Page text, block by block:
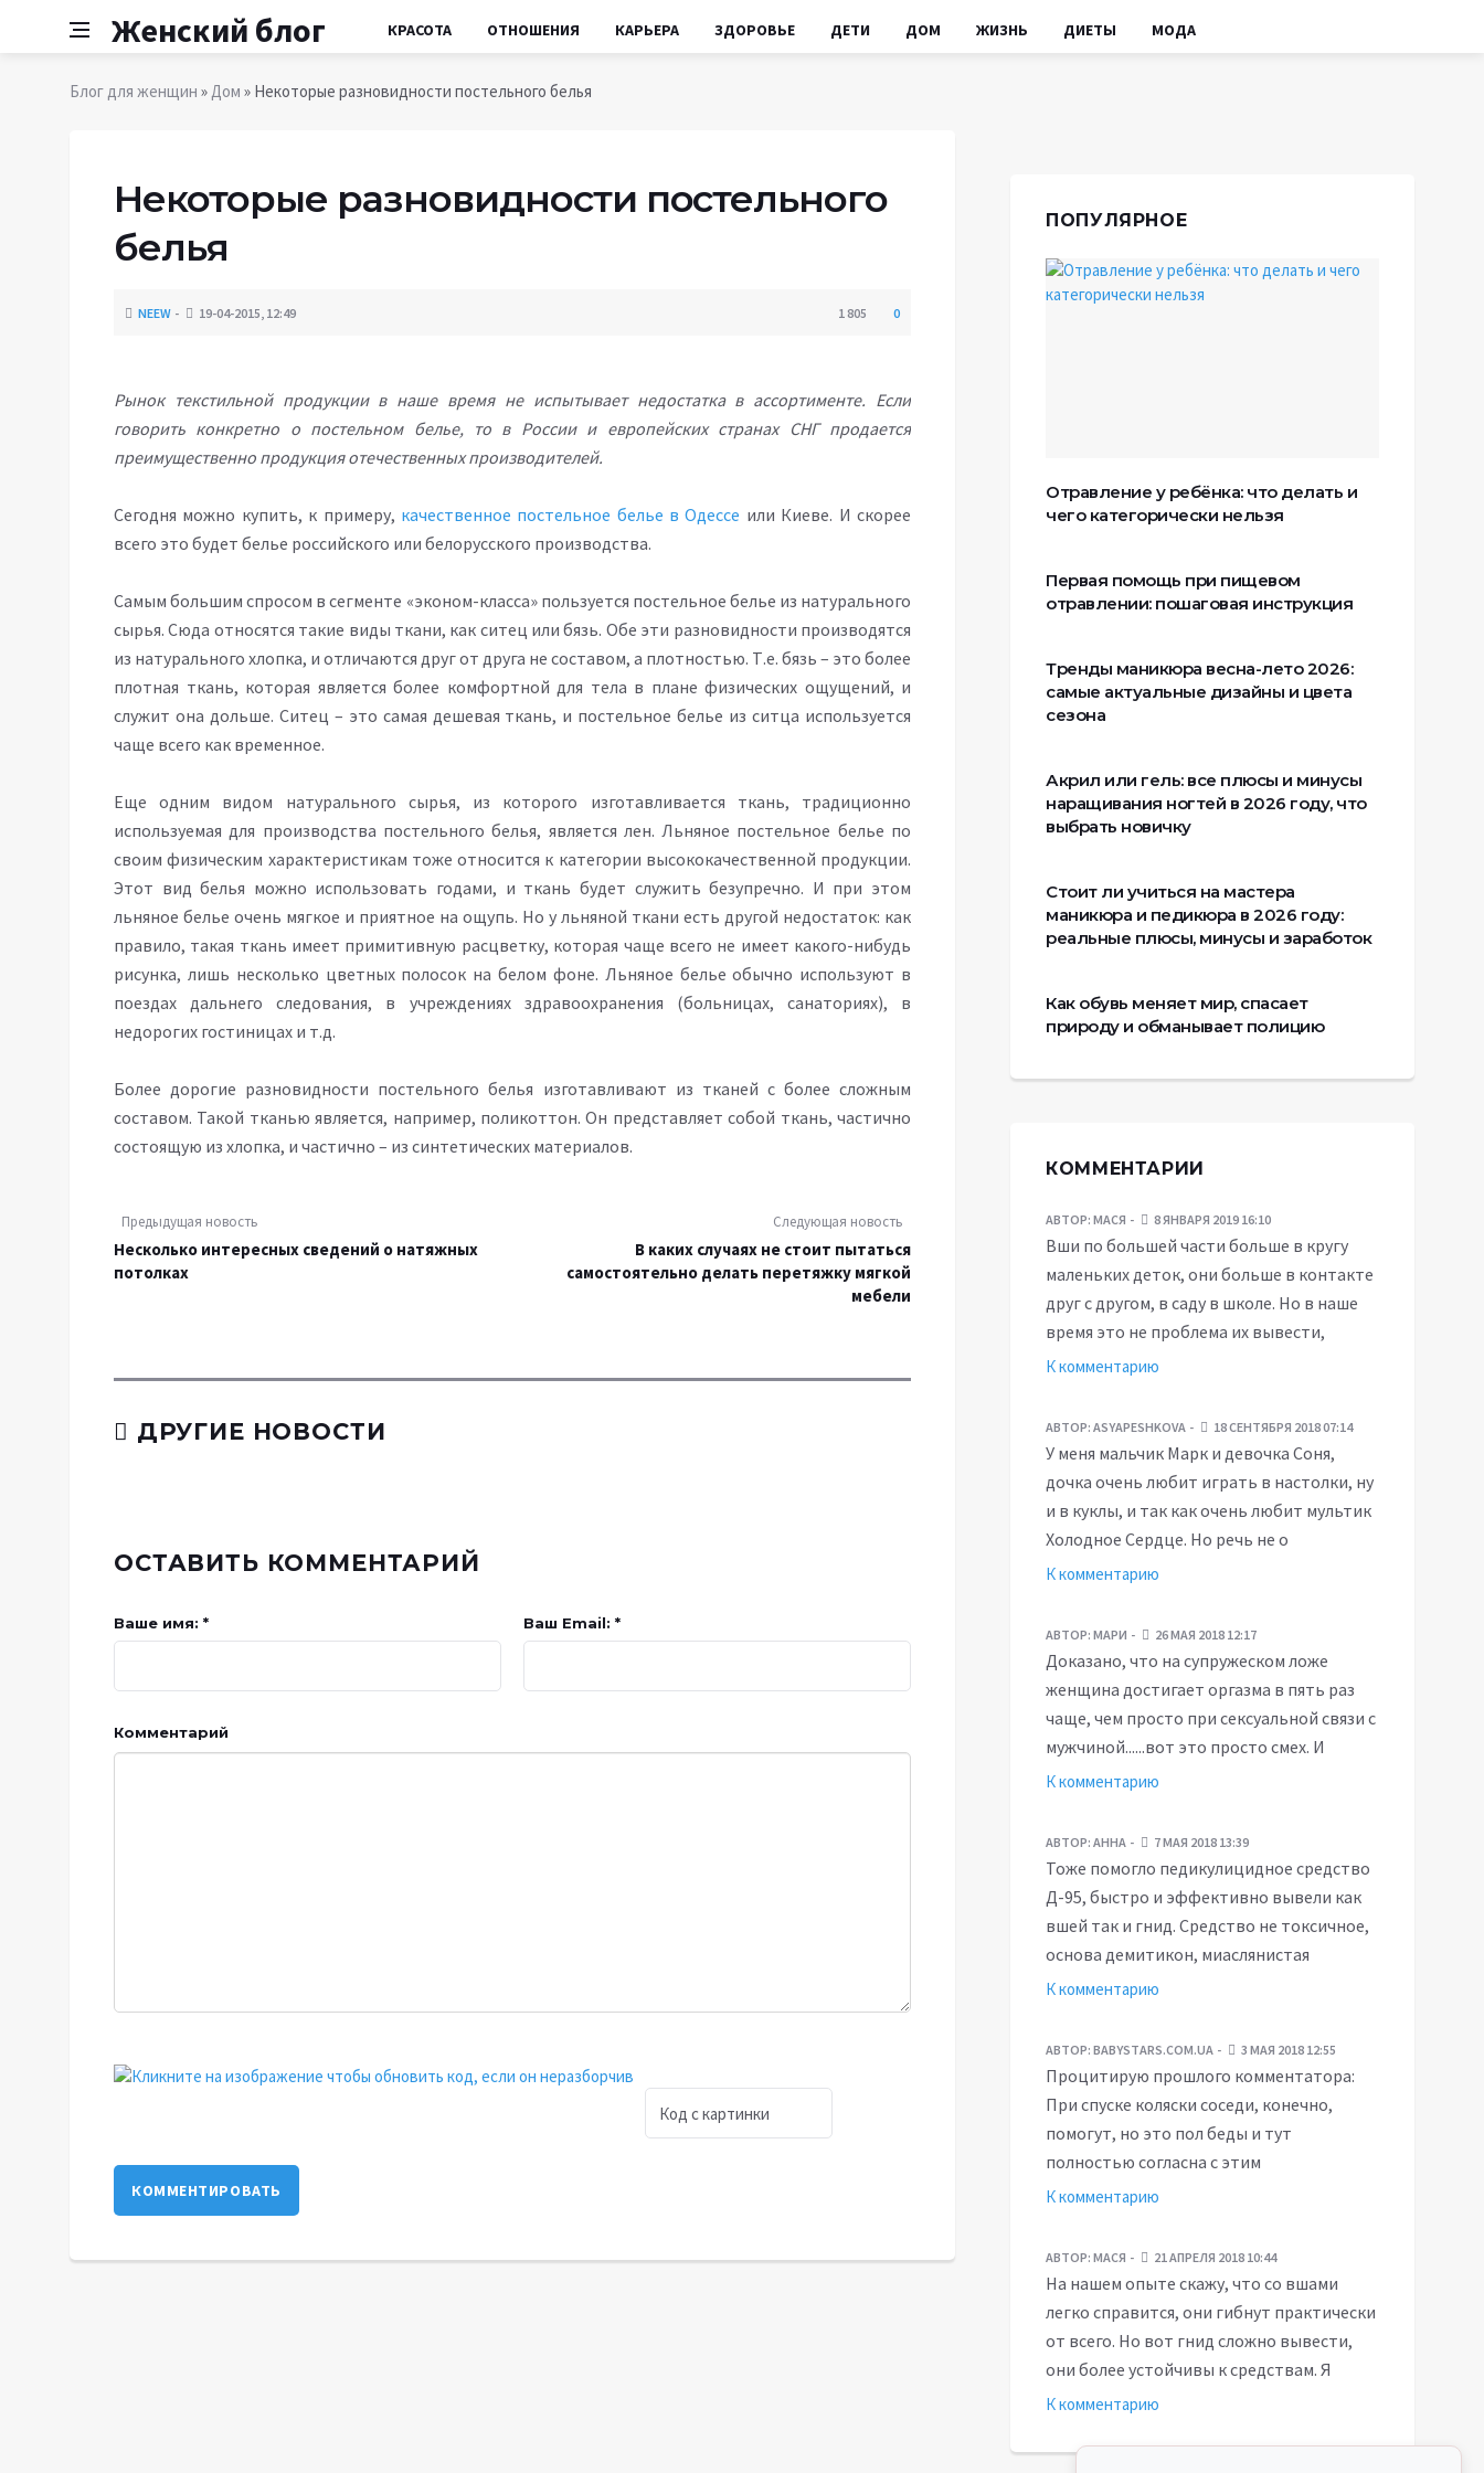
Женский блог КРАСОТА ОТНОШЕНИЯ КАРЬЕРА ЗДОРОВЬЕ ДЕТИ ДОМ ЖИЗНЬ ДИЕТЫ МОДА
Блог для женщин »Дом » Некоторые разновидности постельного белья
Некоторые разновидности постельного
белья
NEEW 19-04-2015, 12:49 1 805 0
Рынок текстильной продукции в наше время не испытывает недостатка в ассортименте. Если
говорить конкретно о постельном белье, то в России и европейских странах СНГ продается
преимущественно продукция отечественных производителей.
Сегодня можно купить, к примеру, качественное постельное белье в Одессе или Киеве. И скорее
всего это будет белье российского или белорусского производства.
Самым большим спросом в сегменте «эконом-класса» пользуется постельное белье из натурального
сырья. Сюда относятся такие виды ткани, как ситец или бязь. Обе эти разновидности производятся
из натурального хлопка, и отличаются друг от друга не составом, а плотностью. Т.е. бязь – это более
плотная ткань, которая является более комфортной для тела в плане физических ощущений, и
служит она дольше. Ситец – это самая дешевая ткань, и постельное белье из ситца используется
чаще всего как временное.
Еще одним видом натурального сырья, из которого изготавливается ткань, традиционно
используемая для производства постельного белья, является лен. Льняное постельное белье по
своим физическим характеристикам тоже относится к категории высококачественной продукции.
Этот вид белья можно использовать годами, и ткань будет служить безупречно. И при этом
льняное белье очень мягкое и приятное на ощупь. Но у льняной ткани есть другой недостаток: как
правило, такая ткань имеет примитивную расцветку, которая чаще всего не имеет какого-нибудь
рисунка, лишь несколько цветных полосок на белом фоне. Льняное белье обычно используют в
поездах дальнего следования, в учреждениях здравоохранения (больницах, санаториях), в
недорогих гостиницах и т.д.
Более дорогие разновидности постельного белья изготавливают из тканей с более сложным
составом. Такой тканью является, например, поликоттон. Он представляет собой ткань, частично
состоящую из хлопка, и частично – из синтетических материалов.
Предыдущая новость
Несколько интересных сведений о натяжных
потолках
Следующая новость
В каких случаях не стоит пытаться
самостоятельно делать перетяжку мягкой
мебели
ДРУГИЕ НОВОСТИ
ОСТАВИТЬ КОММЕНТАРИЙ
Ваше имя: * Ваш Email: *
Комментарий
КОММЕНТИРОВАТЬ
ПОПУЛЯРНОЕ
Отравление у ребёнка: что делать и
чего категорически нельзя
Первая помощь при пищевом
отравлении: пошаговая инструкция
Тренды маникюра весна-лето 2026:
самые актуальные дизайны и цвета
сезона
Акрил или гель: все плюсы и минусы
наращивания ногтей в 2026 году, что
выбрать новичку
Стоит ли учиться на мастера
маникюра и педикюра в 2026 году:
реальные плюсы, минусы и заработок
Как обувь меняет мир, спасает
природу и обманывает полицию
КОММЕНТАРИИ
АВТОР: МАСЯ 8 ЯНВАРЯ 2019 16:10
Вши по большей части больше в кругу
маленьких деток, они больше в контакте
друг с другом, в саду в школе. Но в наше
время это не проблема их вывести,
К комментарию
АВТОР: ASYAPESHKOVA 18 СЕНТЯБРЯ 2018 07:14
У меня мальчик Марк и девочка Соня,
дочка очень любит играть в настолки, ну
и в куклы, и так как очень любит мультик
Холодное Сердце. Но речь не о
К комментарию
АВТОР: МАРИ 26 МАЯ 2018 12:17
Доказано, что на супружеском ложе
женщина достигает оргазма в пять раз
чаще, чем просто при сексуальной связи с
мужчиной......вот это просто смех. И
К комментарию
АВТОР: АННА 7 МАЯ 2018 13:39
Тоже помогло педикулицидное средство
Д-95, быстро и эффективно вывели как
вшей так и гнид. Средство не токсичное,
основа демитикон, миаслянистая
К комментарию
АВТОР: BABYSTARS.COM.UA 3 МАЯ 2018 12:55
Процитирую прошлого комментатора:
При спуске коляски соседи, конечно,
помогут, но это пол беды и тут
полностью согласна с этим
К комментарию
АВТОР: МАСЯ 21 АПРЕЛЯ 2018 10:44
На нашем опыте скажу, что со вшами
легко справится, они гибнут практически
от всего. Но вот гнид сложно вывести,
они более устойчивы к средствам. Я
К комментарию